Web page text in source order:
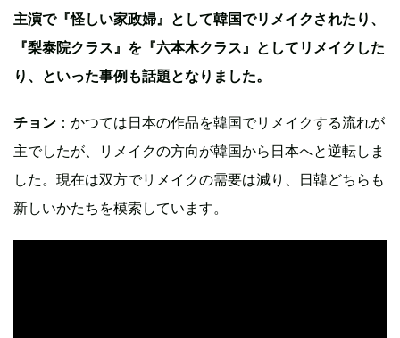
主演で『怪しい家政婦』として韓国でリメイクされたり、
『梨泰院クラス』を『六本木クラス』としてリメイクした
り、といった事例も話題となりました。
チョン ：かつては日本の作品を韓国でリメイクする流れが
主でしたが、リメイクの方向が韓国から日本へと逆転しま
した。現在は双方でリメイクの需要は減り、日韓どちらも
新しいかたちを模索しています。